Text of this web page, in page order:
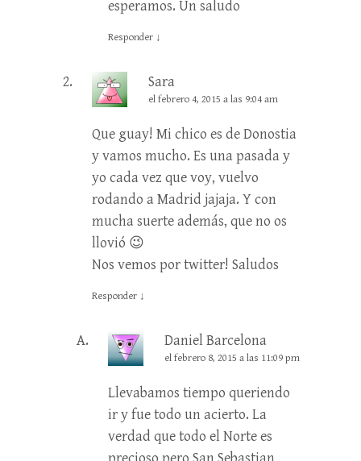
esperamos. Un saludo
Responder ↓
Sara
el febrero 4, 2015 a las 9:04 am
Que guay! Mi chico es de Donostia
y vamos mucho. Es una pasada y
yo cada vez que voy, vuelvo
rodando a Madrid jajaja. Y con
mucha suerte además, que no os
llovió 😉
Nos vemos por twitter! Saludos
Responder ↓
Daniel Barcelona
el febrero 8, 2015 a las 11:09 pm
Llevabamos tiempo queriendo
ir y fue todo un acierto. La
verdad que todo el Norte es